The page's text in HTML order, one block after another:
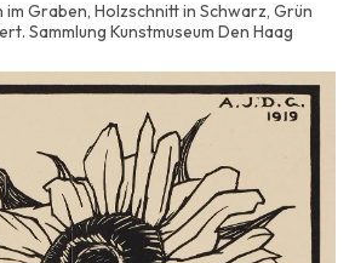
im Graben, Holzschnitt in Schwarz, Grün
Sammlung Kunstmuseum Den Haag